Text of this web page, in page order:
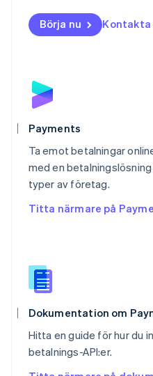
Börja nu
Payments
Ta emot betalningar
med en
typer av företag.
Titta närmare på
Dokumentation om
Hitta en guide för hur du
betalnings-API:er.
English
Nya Zeeland
Português
English
DeutschFrançaisItaliano
Singapore
English简体中文
English
Español
Storbritannien
English
Sverige
Thailand
ไทยEnglish